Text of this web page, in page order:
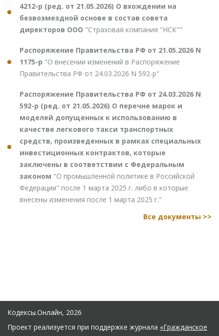
4212-р (ред. от 21.05.2026) О вхождении на
безвозмездной основе в состав совета
директоров ООО "Страховая компания "НСК""
Распоряжение Правительства РФ от 21.05.2026 N
1175-р "О внесении изменений в Распоряжение
Правительства РФ от 24.03.2026 N 592-р"
Распоряжение Правительства РФ от 24.03.2026 N
592-р (ред. от 21.05.2026) О перечне марок и
моделей допущенных к использованию в
качестве легкового такси транспортных
средств, произведенных в рамках специальных
инвестиционных контрактов, которые
заключены в соответствии с Федеральным
законом "О промышленной политике в Российской
Федерации" после 1 марта 2025 г. либо в которые
внесены изменения после 1 марта 2025 г."
Все документы >>
Кодексы.Онлайн, 2026
Проект реализуется при поддержке журнала «Гражданское